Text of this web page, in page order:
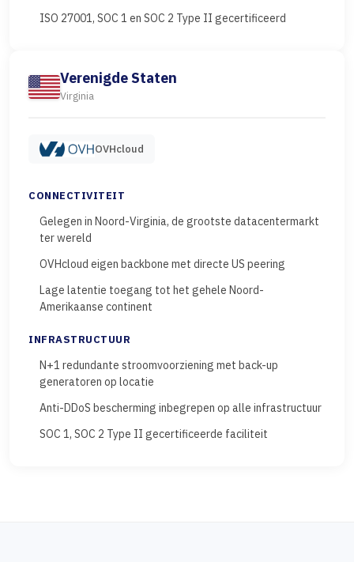
ISO 27001, SOC 1 en SOC 2 Type II gecertificeerd
Verenigde Staten
Virginia
OVHcloud
CONNECTIVITEIT
Gelegen in Noord-Virginia, de grootste datacentermarkt
ter wereld
OVHcloud eigen backbone met directe US peering
Lage latentie toegang tot het gehele Noord-
Amerikaanse continent
INFRASTRUCTUUR
N+1 redundante stroomvoorziening met back-up
generatoren op locatie
Anti-DDoS bescherming inbegrepen op alle infrastructuur
SOC 1, SOC 2 Type II gecertificeerde faciliteit